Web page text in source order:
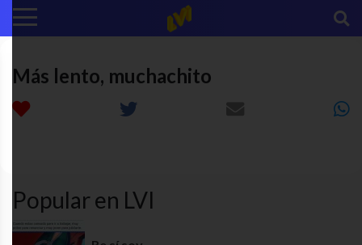
Más lento, muchachito
Popular en LVI